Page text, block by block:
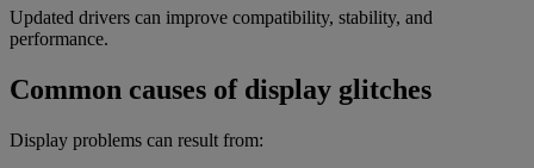
Updated drivers can improve compatibility, stability, and
performance.
Common causes of display glitches
Display problems can result from: